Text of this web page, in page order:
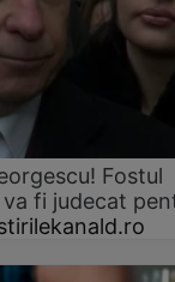
Fostul
fi judecat